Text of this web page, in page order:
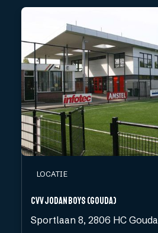
LOCATIE
CVV Jodan Boys (GOUDA)
Sportlaan 8, 2806 HC Gouda